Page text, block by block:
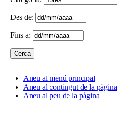
Des de:
Fins a:
Aneu al menú principal
Aneu al contingut de la pàgina
Aneu al peu de la pàgina